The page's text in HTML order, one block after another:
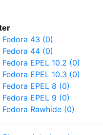
Fedora 43 (0)
Fedora 44 (0)
Fedora EPEL 10.2 (0)
Fedora EPEL 10.3 (0)
Fedora EPEL 8 (0)
Fedora EPEL 9 (0)
Fedora Rawhide (0)